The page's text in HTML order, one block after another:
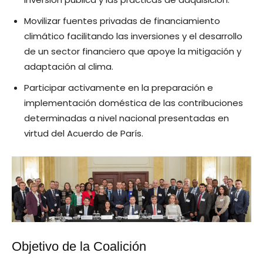
Movilizar fuentes privadas de financiamiento
climático facilitando las inversiones y el desarrollo
de un sector financiero que apoye la mitigación y
adaptación al clima.
Participar activamente en la preparación e
implementación doméstica de las contribuciones
determinadas a nivel nacional presentadas en
virtud del Acuerdo de París.
Objetivo de la Coalición